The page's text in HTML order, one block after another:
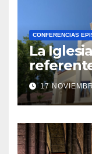
CONFERENCIAS
La
gracias
17